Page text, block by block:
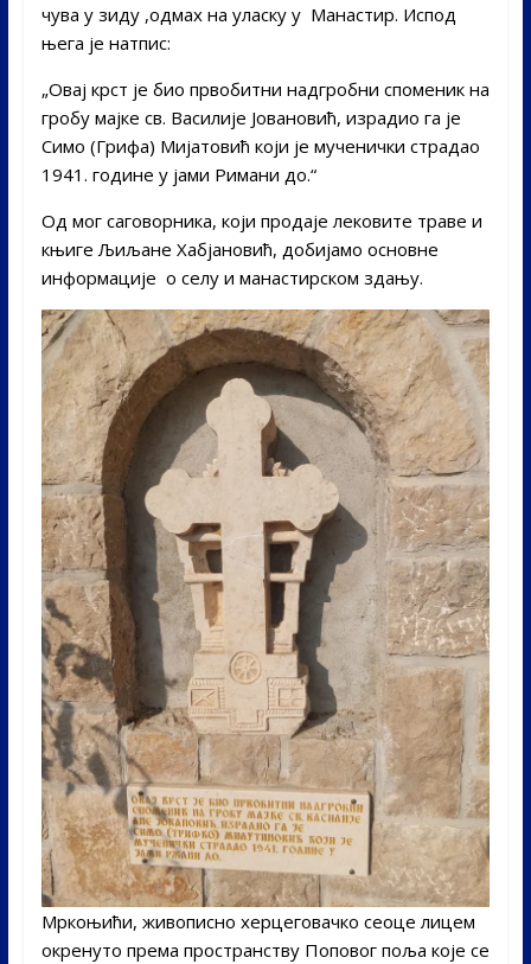
чува у зиду ,одмах на уласку у Манастир. Испод
њега је натпис:
„Овај крст је био првобитни надгробни споменик на
гробу мајке св. Василије Јовановић, израдио га је
Симо (Грифа) Мијатовић који је мученички страдао
1941. године у јами Римани до.“
Од мог саговорника, који продаје лековите траве и
књиге Љиљане Хабјановић, добијамо основне
информације о селу и манастирском здању.
Мркоњићи, живописно херцеговачко сеоце лицем
окренуто према пространству Поповог поља које се